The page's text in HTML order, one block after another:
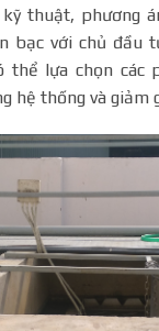
thuật, phương
bạc với chủ đầu
thể lựa chọn các
hệ thống và giảm